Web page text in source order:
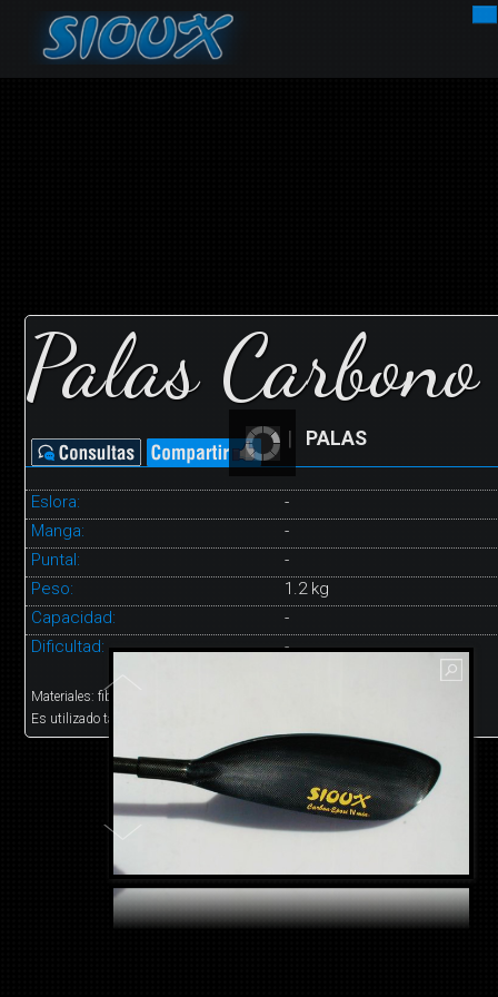
NOVEDADES
MOTORES
CONTACTOS
Palas Carbono
| PALAS
Eslora:
-
Manga:
-
Puntal:
-
Peso:
1.2 kg
Capacidad:
-
Dificultad:
-
Materiales: fibra de carbono
Es utilizado tanto en competencia como en recreacion